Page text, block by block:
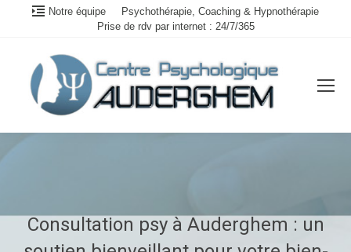
Notre équipe
Psychothérapie, Coaching & Hypnothérapie
Prise de rdv par internet : 24/7/365
Consultation psy à Auderghem : un